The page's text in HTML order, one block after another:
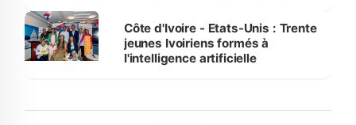
Côte d'Ivoire - Etats-Unis : Trente
jeunes Ivoiriens formés à
l'intelligence artificielle